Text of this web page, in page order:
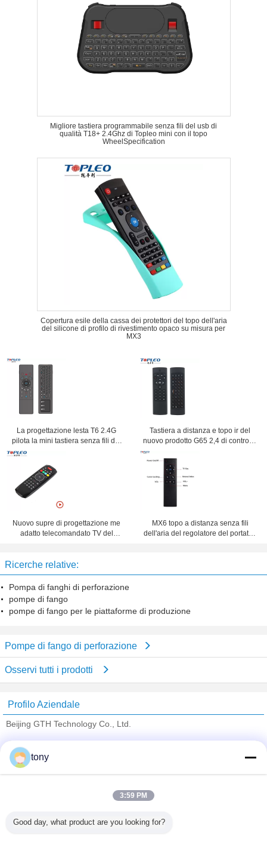
Migliore tastiera programmabile senza fili del usb di
qualità T18+ 2.4Ghz di Topleo mini con il topo
WheelSpecification
Copertura esile della cassa dei protettori del topo dell'aria
del silicone di profilo di rivestimento opaco su misura per
MX3
La progettazione lesta T6 2.4G
pilota la mini tastiera senza fili del
airmouse del topo con il touchpad
Tastiera a distanza e topo ir del
nuovo prodotto G65 2,4 di controllo
gigahertz combinati
Nuovo supre di progettazione me
adatto telecomandato TV del
mackintosh, OS di Linux
MX6 topo a distanza senza fili
dell'aria del regolatore del portatile
Ricerche relative:
Pompa di fanghi di perforazione
pompe di fango
pompe di fango per le piattaforme di produzione
Pompe di fango di perforazione
Osservi tutti i prodotti
Profilo Aziendale
Beijing GTH Technology Co., Ltd.
Trust Seal
Tutti i prodotti
tony
3:59 PM
Good day, what product are you looking for?